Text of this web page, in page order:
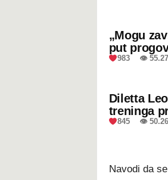
„Mogu
put
983 👁
Diletta
treninga
845 👁
Navodi da